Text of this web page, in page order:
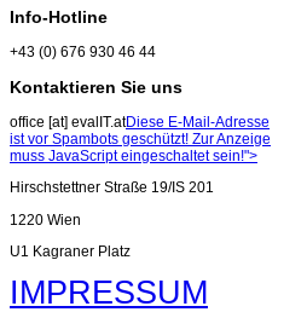
Info-Hotline
+43 (0) 676 930 46 44
Kontaktieren Sie uns
office [at] evalIT.atDiese E-Mail-Adresse
ist vor Spambots geschützt! Zur Anzeige
muss JavaScript eingeschaltet sein!">
Hirschstettner Straße 19/IS 201
1220 Wien
U1 Kagraner Platz
IMPRESSUM